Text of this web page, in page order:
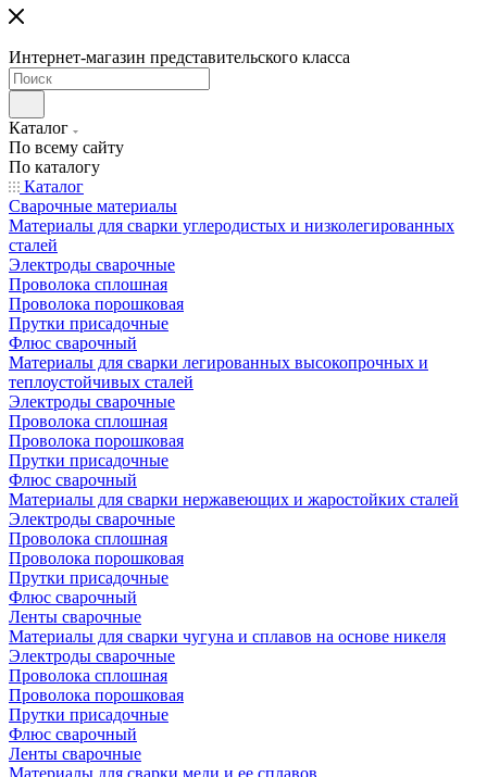
Интернет-магазин представительского класса
Каталог
По всему сайту
По каталогу
Каталог
Сварочные материалы
Материалы для сварки углеродистых и низколегированных
сталей
Электроды сварочные
Проволока сплошная
Проволока порошковая
Прутки присадочные
Флюс сварочный
Материалы для сварки легированных высокопрочных и
теплоустойчивых сталей
Электроды сварочные
Проволока сплошная
Проволока порошковая
Прутки присадочные
Флюс сварочный
Материалы для сварки нержавеющих и жаростойких сталей
Электроды сварочные
Проволока сплошная
Проволока порошковая
Прутки присадочные
Флюс сварочный
Ленты сварочные
Материалы для сварки чугуна и сплавов на основе никеля
Электроды сварочные
Проволока сплошная
Проволока порошковая
Прутки присадочные
Флюс сварочный
Ленты сварочные
Материалы для сварки меди и ее сплавов